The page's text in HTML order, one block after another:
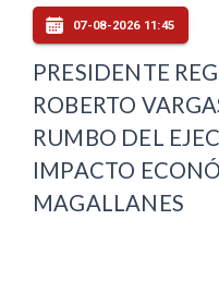
07-08-2026 11:45
PRESIDENTE
ROBERTO
RUMBO DEL
IMPACTO
MAGALLANES